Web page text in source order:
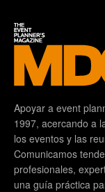
Apoyar a event
1997, acercando a
los eventos y las
Comunicamos
profesionales,
una guía práctica